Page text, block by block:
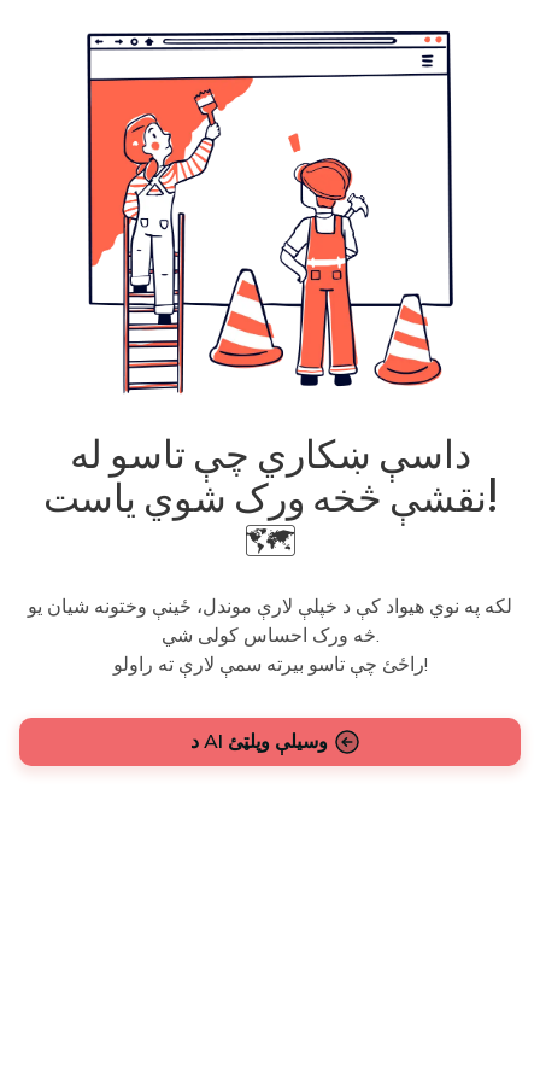
داسې ښکاري چې تاسو له
نقشې څخه ورک شوي یاست!
🗺️
لکه په نوي هیواد کې د خپلې لارې موندل، ځینې وختونه شیان یو
څه ورک احساس کولی شي.
راځئ چې تاسو بیرته سمې لارې ته راولو!
د AI وسیلې وپلټئ